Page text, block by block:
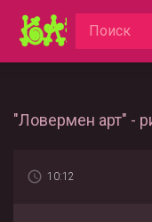
"Ловермен арт" -
10:12